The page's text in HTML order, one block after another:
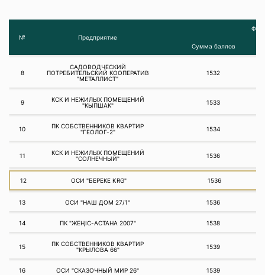
№ Предприятие
Сумма баллов
8
САДОВОДЧЕСКИЙ
ПОТРЕБИТЕЛЬСКИЙ КООПЕРАТИВ
"МЕТАЛЛИСТ"
1532
9
КСК И НЕЖИЛЫХ ПОМЕЩЕНИЙ
"КЫПШАК"
1533
10
ПК СОБСТВЕННИКОВ КВАРТИР
"ГЕОЛОГ-2"
1534
11
КСК И НЕЖИЛЫХ ПОМЕЩЕНИЙ
"СОЛНЕЧНЫЙ"
1536
12 ОСИ "БЕРЕКЕ KRG" 1536
13 ОСИ "НАШ ДОМ 27/1" 1536
14 ПК "ЖЕҢІС-АСТАНА 2007" 1538
15
ПК СОБСТВЕННИКОВ КВАРТИР
"КРЫЛОВА 66"
1539
16 ОСИ "CКАЗОЧНЫЙ МИР 26" 1539